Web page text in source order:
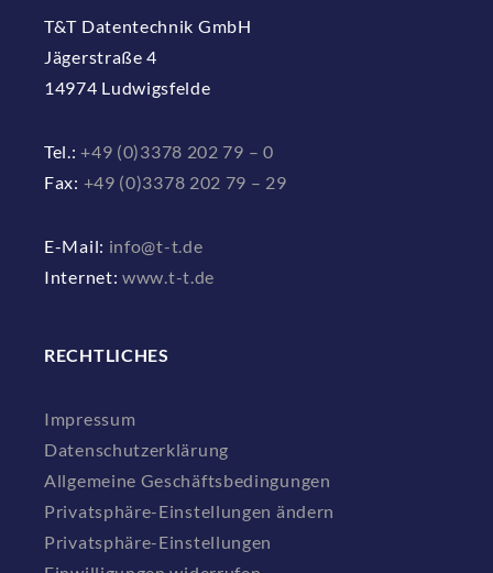
T&T Datentechnik GmbH
Jägerstraße 4
14974 Ludwigsfelde
Tel.:+49 (0)3378 202 79 – 0
Fax: +49 (0)3378 202 79 – 29
E-Mail: info@t-t.de
Internet: www.t-t.de
RECHTLICHES
Impressum
Datenschutzerklärung
Allgemeine Geschäftsbedingungen
Privatsphäre-Einstellungen ändern
Privatsphäre-Einstellungen